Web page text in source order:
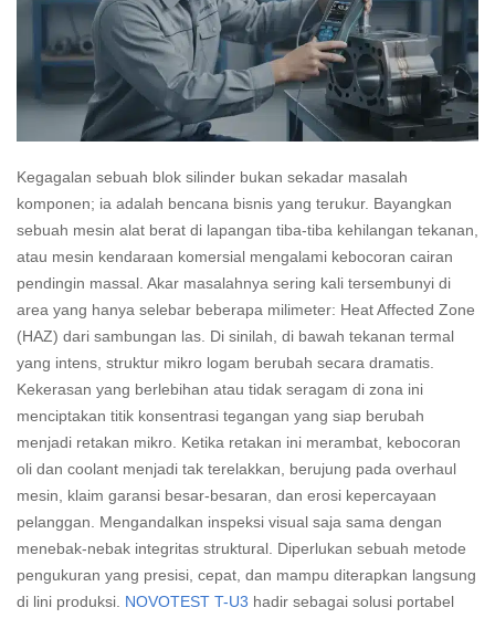
Kegagalan sebuah blok silinder bukan sekadar masalah
komponen; ia adalah bencana bisnis yang terukur. Bayangkan
sebuah mesin alat berat di lapangan tiba-tiba kehilangan tekanan,
atau mesin kendaraan komersial mengalami kebocoran cairan
pendingin massal. Akar masalahnya sering kali tersembunyi di
area yang hanya selebar beberapa milimeter: Heat Affected Zone
(HAZ) dari sambungan las. Di sinilah, di bawah tekanan termal
yang intens, struktur mikro logam berubah secara dramatis.
Kekerasan yang berlebihan atau tidak seragam di zona ini
menciptakan titik konsentrasi tegangan yang siap berubah
menjadi retakan mikro. Ketika retakan ini merambat, kebocoran
oli dan coolant menjadi tak terelakkan, berujung pada overhaul
mesin, klaim garansi besar-besaran, dan erosi kepercayaan
pelanggan. Mengandalkan inspeksi visual saja sama dengan
menebak-nebak integritas struktural. Diperlukan sebuah metode
pengukuran yang presisi, cepat, dan mampu diterapkan langsung
di lini produksi. NOVOTEST T-U3 hadir sebagai solusi portabel